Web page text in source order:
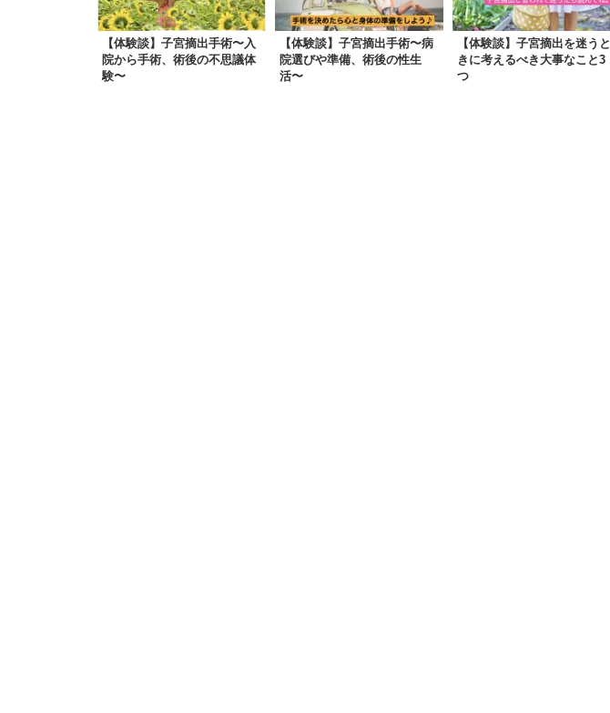
【体験談】子宮摘出手術〜入
院から手術、術後の不思議体
験〜
【体験談】子宮摘出手術〜病
院選びや準備、術後の性生
活〜
【体験談】子宮摘出を迷うと
きに考えるべき大事なこと3
つ